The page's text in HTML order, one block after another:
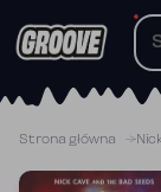
do
Strona główna